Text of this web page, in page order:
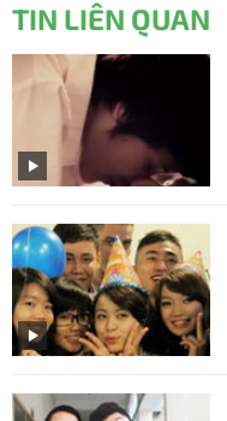
TIN LIÊN QUAN